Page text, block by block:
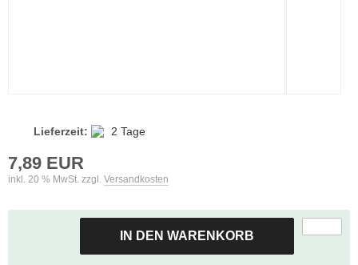
Lieferzeit: 2 Tage
7,89 EUR
inkl. 20 % MwSt. zzgl. Versandkosten
IN DEN WARENKORB